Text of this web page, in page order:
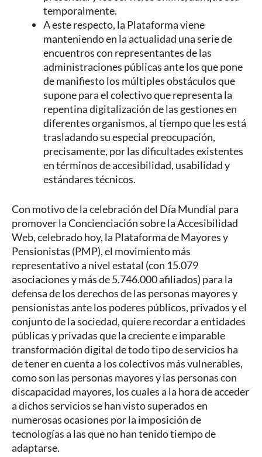
temporalmente.
A este respecto, la Plataforma viene
manteniendo en la actualidad una serie de
encuentros con representantes de las
administraciones públicas ante los que pone
de manifiesto los múltiples obstáculos que
supone para el colectivo que representa la
repentina digitalización de las gestiones en
diferentes organismos, al tiempo que les está
trasladando su especial preocupación,
precisamente, por las dificultades existentes
en términos de accesibilidad, usabilidad y
estándares técnicos.
Con motivo de la celebración del Día Mundial para
promover la Concienciación sobre la Accesibilidad
Web, celebrado hoy, la Plataforma de Mayores y
Pensionistas (PMP), el movimiento más
representativo a nivel estatal (con 15.079
asociaciones y más de 5.746.000 afiliados) para la
defensa de los derechos de las personas mayores y
pensionistas ante los poderes públicos, privados y el
conjunto de la sociedad, quiere recordar a entidades
públicas y privadas que la creciente e imparable
transformación digital de todo tipo de servicios ha
de tener en cuenta a los colectivos más vulnerables,
como son las personas mayores y las personas con
discapacidad mayores, los cuales a la hora de acceder
a dichos servicios se han visto superados en
numerosas ocasiones por la imposición de
tecnologías a las que no han tenido tiempo de
adaptarse.